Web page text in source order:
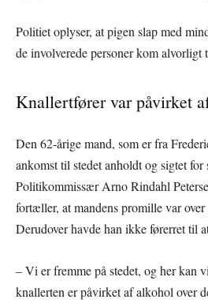
Politiet oplyser, at pigen slap med
de involverede personer kom alvorligt
Knallertfører var påvirket
Den 62-årige mand, som er fra
ankomst til stedet anholdt og sigtet for
Politikommissær Arno Rindahl
fortæller, at mandens promille var
Derudover havde han ikke førerret til
– Vi er fremme på stedet, og her kan
knallerten er påvirket af alkohol over